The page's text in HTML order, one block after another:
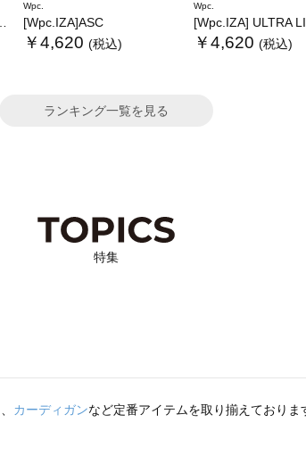
Wpc.
[Wpc.IZA]ASC
￥4,620 (税込)
Wpc.
[Wpc.IZA] ULTRA
￥4,620 (税込)
ランキング一覧を見る
特集
、 カーディガンなど定番アイテムを取り揃えておりま